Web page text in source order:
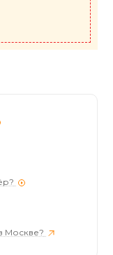
Москве?